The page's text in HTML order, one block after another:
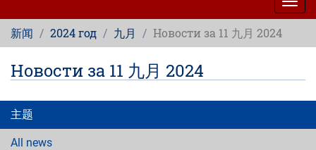
新闻 2024 год 九月 Новости за 11 九月 2024
Новости за 11 九月 2024
主题
All news